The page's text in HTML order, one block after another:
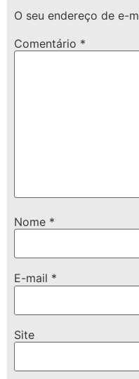
O seu endereço de e-
Comentário *
Nome *
E-mail *
Site